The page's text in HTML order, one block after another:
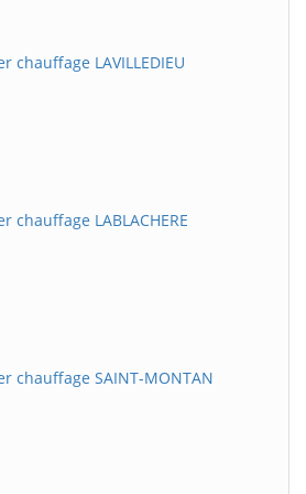
chauffage LAVILLEDIEU
chauffage LABLACHERE
chauffage SAINT-MONTAN